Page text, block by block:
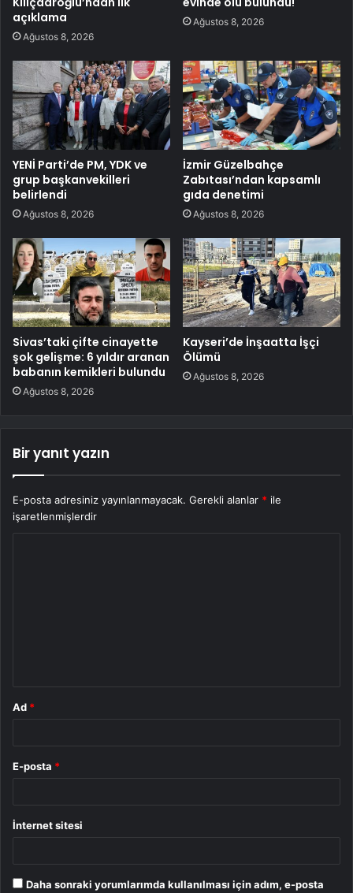
açıklama
Ağustos 8, 2026
Ağustos 8, 2026
YENİ Parti’de PM, YDK ve
grup başkanvekilleri
belirlendi
Ağustos 8, 2026
İzmir Güzelbahçe
Zabıtası’ndan kapsamlı
gıda denetimi
Ağustos 8, 2026
Sivas’taki çifte cinayette
şok gelişme: 6 yıldır aranan
babanın kemikleri bulundu
Ağustos 8, 2026
Kayseri’de İnşaatta İşçi
Ölümü
Ağustos 8, 2026
Bir yanıt yazın
E-posta adresiniz yayınlanmayacak. Gerekli alanlar * ile
işaretlenmişlerdir
Ad *
E-posta *
İnternet sitesi
Daha sonraki yorumlarımda kullanılması için adım, e-posta